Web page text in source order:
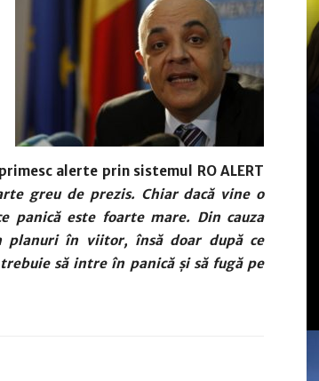
alerte prin sistemul RO ALERT
greu de prezis. Chiar dacă vine o
panică este foarte mare. Din cauza
planuri în viitor, însă doar după ce
să intre în panică și să fugă pe